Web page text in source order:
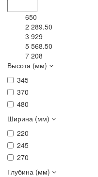
650
2 289.50
3 929
5 568.50
7 208
Высота (мм)
345
370
480
Ширина (мм)
220
245
270
Глубина (мм)